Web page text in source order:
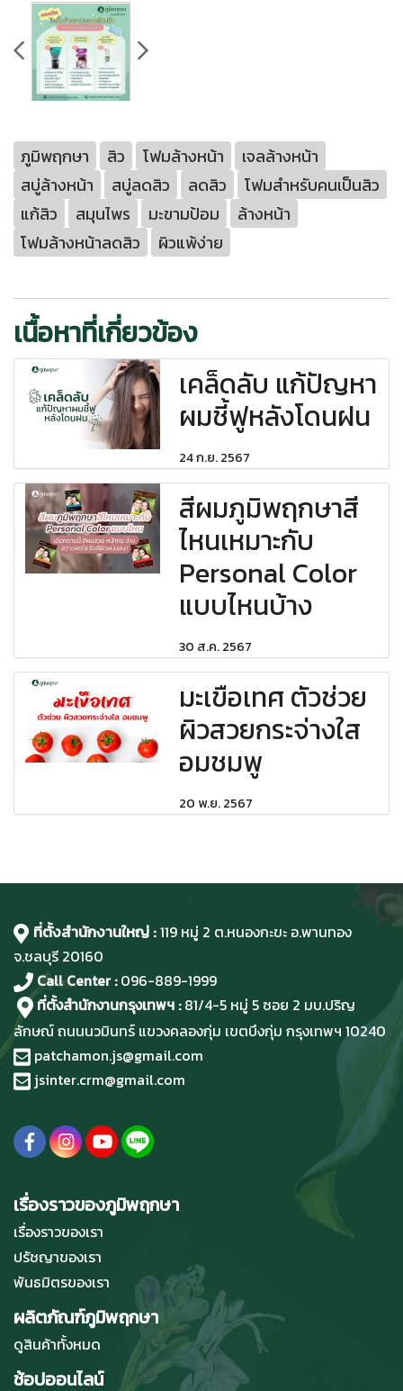
ภูมิพฤกษา สิว โฟมล้างหน้า
เจลล้างหน้า
สบู่ล้างหน้า
สบู่ลดสิว ลดสิว
โฟมสำหรับคนเป็นสิว
แก้สิว
สมุนไพร มะขามป้อม
ล้างหน้า
โฟมล้างหน้าลดสิว
ผิวแพ้ง่าย
เนื้อหาที่เกี่ยวข้อง
เคล็ดลับ แก้ปัญหา
ผมชี้ฟูหลังโดนฝน
24 ก.ย. 2567
สีผมภูมิพฤกษาสี
ไหนเหมาะกับ
Personal Color
แบบไหนบ้าง
30 ส.ค. 2567
มะเขือเทศ ตัวช่วย
ผิวสวยกระจ่างใส
อมชมพู
20 พ.ย. 2567
ที่ตั้งสำนักงานใหญ่ :119 หมู่ 2 ต.หนองกะขะ อ.พานทอง
จ.ชลบุรี 20160
Call Center :096-889-1999
ที่ตั้งสำนักงานกรุงเทพฯ : 81/4-5 หมู่ 5 ซอย 2 มบ.ปริญ
ลักษณ์ ถนนนวมินทร์ แขวงคลองกุ่ม เขตบึงกุ่ม กรุงเทพฯ 10240
patchamon.js@gmail.com
jsinter.crm@gmail.com
เรื่องราวของภูมิพฤกษา
เรื่องราวของเรา
ปรัชญาของเรา
พันธมิตรของเรา
ผลิตภัณฑ์ภูมิพฤกษา
ดูสินค้าทั้งหมด
ช้อปออนไลน์